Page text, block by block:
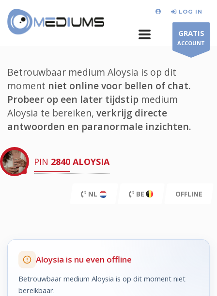
LOG IN
GRATIS
ACCOUNT
Betrouwbaar medium Aloysia is op dit
moment niet online voor bellen of chat.
Probeer op een later tijdstip medium
Aloysia te bereiken, verkrijg directe
antwoorden en paranormale inzichten.
PIN 2840 ALOYSIA
NL BE OFFLINE
Aloysia is nu even offline
Betrouwbaar medium Aloysia is op dit moment niet
bereikbaar.